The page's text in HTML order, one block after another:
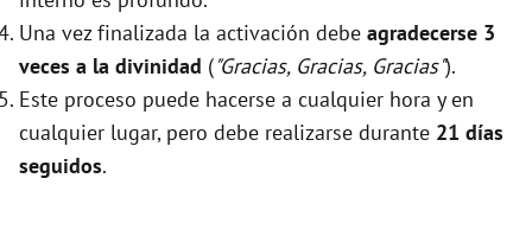
Una vez finalizada la activación debe agradecerse 3
veces a la divinidad ("Gracias, Gracias, Gracias").
Este proceso puede hacerse a cualquier hora y en
cualquier lugar, pero debe realizarse durante 21 días
seguidos.